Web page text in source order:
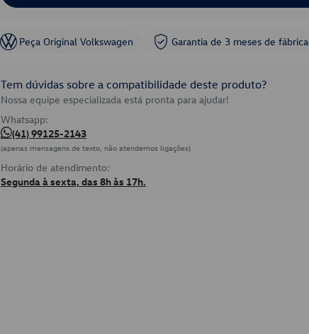
Peça Original Volkswagen Garantia de 3 meses de fábrica
Tem dúvidas sobre a compatibilidade deste produto?
Nossa equipe especializada está pronta para ajudar!
Whatsapp:
(41) 99125-2143
(apenas mensagens de texto, não atendemos ligações)
Horário de atendimento:
Segunda à sexta, das 8h às 17h.